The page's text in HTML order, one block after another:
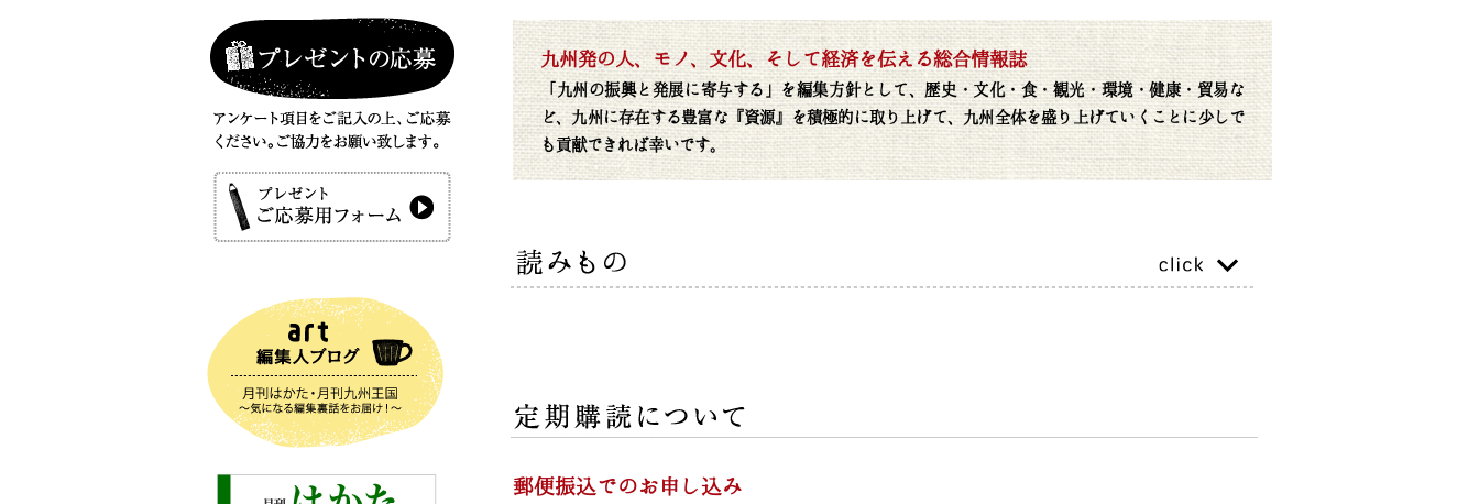
九州発の人、モノ、文化、そして経済を伝える総合情報誌
「九州の振興と発展に寄与する」を編集方針として、歴史・文化・食・観光・環境・健康・貿易な
ど、九州に存在する豊富な『資源』を積極的に取り上げて、九州全体を盛り上げていくことに少しで
も貢献できれば幸いです。
郵便振込でのお申し込み